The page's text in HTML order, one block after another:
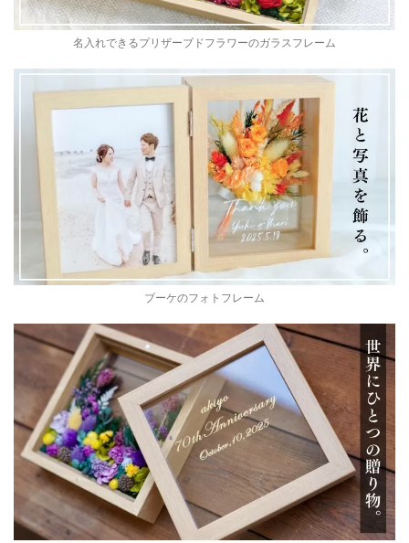
名入れできるプリザーブドフラワーのガラスフレーム
ブーケのフォトフレーム